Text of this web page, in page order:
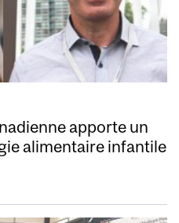
apporte un
alimentaire infantile